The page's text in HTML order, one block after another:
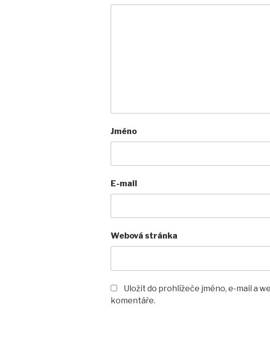
Jméno
E-mail
Webová stránka
Uložit do prohlížeče jméno, e-mail a
komentáře.